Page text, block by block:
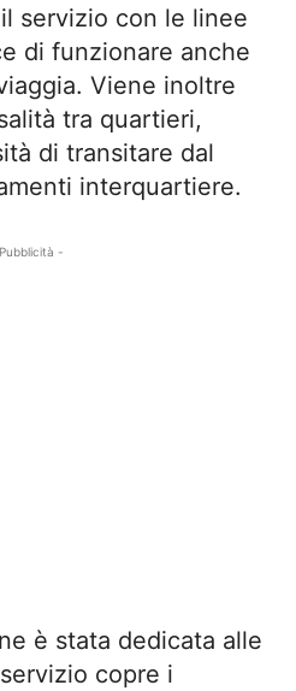
servizio con le linee
di funzionare anche
Viene inoltre
tra quartieri,
di transitare dal
interquartiere.
-
è stata dedicata alle
copre i